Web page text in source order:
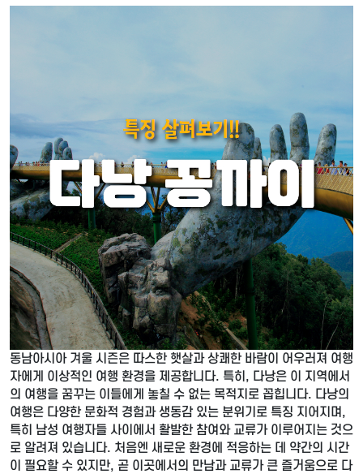
동남아시아 겨울 시즌은 따스한 햇살과 상쾌한 바람이 어우러져 여행
자에게 이상적인 여행 환경을 제공합니다. 특히, 다낭은 이 지역에서
의 여행을 꿈꾸는 이들에게 놓칠 수 없는 목적지로 꼽힙니다. 다낭의
여행은 다양한 문화적 경험과 생동감 있는 분위기로 특징 지어지며,
특히 남성 여행자들 사이에서 활발한 참여와 교류가 이루어지는 것으
로 알려져 있습니다. 처음엔 새로운 환경에 적응하는 데 약간의 시간
이 필요할 수 있지만, 곧 이곳에서의 만남과 교류가 큰 즐거움으로 다